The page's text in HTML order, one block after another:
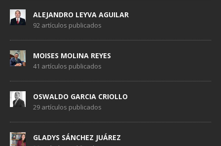
ALEJANDRO LEYVA AGUILAR
92 artículos publicados
MOISES MOLINA REYES
41 artículos publicados
OSWALDO GARCIA CRIOLLO
29 artículos publicados
GLADYS SÁNCHEZ JUÁREZ